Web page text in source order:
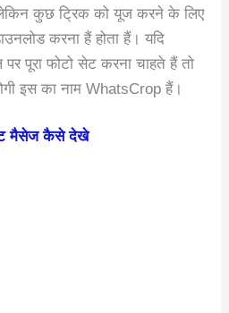
लेकिन कुछ ट्रिक को यूज करने के लिए
करना हैं होता हैं। यदि
पर पूरा फोटो सेट करना चाहते हैं तो
इस का नाम WhatsCrop हैं।
मैसेज कैसे देखे